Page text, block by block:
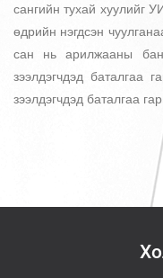
сангийн тухай хуулийг
өдрийн нэгдсэн
сан нь арилжааны
зээлдэгчдэд баталгаа
зээлдэгчдэд баталгаа